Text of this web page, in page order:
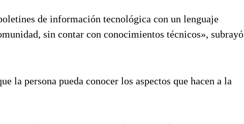
de información tecnológica con un lenguaje
sin contar con conocimientos técnicos», subrayó
la persona pueda conocer los aspectos que hacen a la